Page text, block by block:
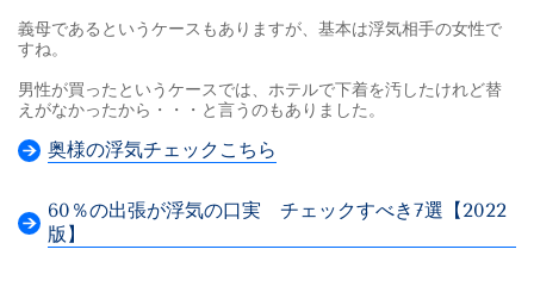
義母であるというケースもありますが、基本は浮気相手の女性で
すね。
男性が買ったというケースでは、ホテルで下着を汚したけれど替
えがなかったから・・・と言うのもありました。
奥様の浮気チェックこちら
60％の出張が浮気の口実 チェックすべき7選【2022
版】